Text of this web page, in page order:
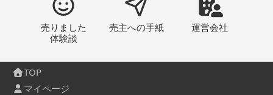
売りました
体験談
売主への手紙 運営会社
TOP
マイページ